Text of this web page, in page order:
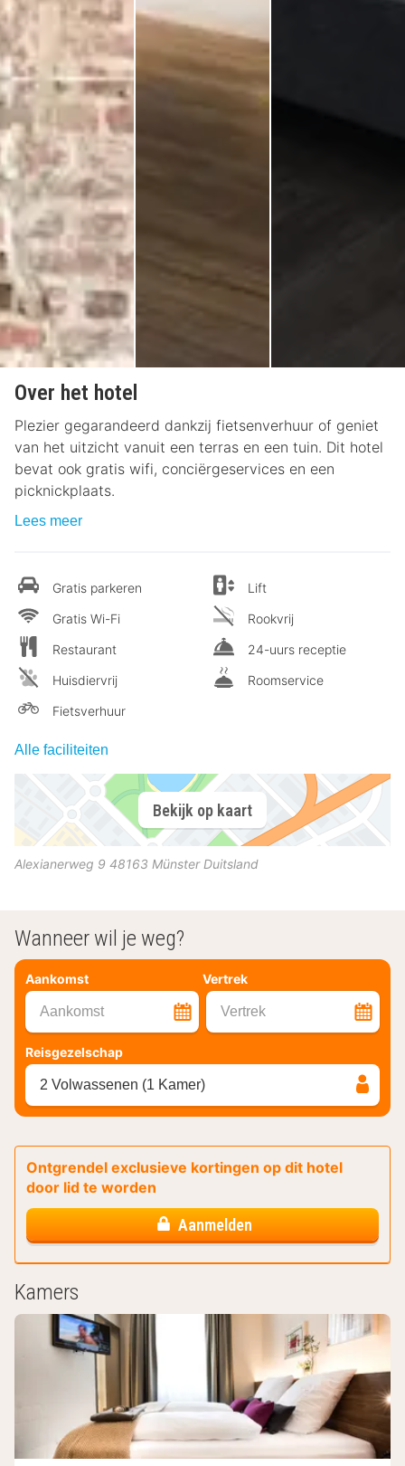
Over het hotel
Plezier gegarandeerd dankzij fietsenverhuur of geniet
van het uitzicht vanuit een terras en een tuin. Dit hotel
bevat ook gratis wifi, conciërgeservices en een
picknickplaats.
Lees meer
Gratis parkeren
Gratis Wi-Fi
Restaurant
Huisdiervrij
Fietsverhuur
Lift
Rookvrij
24-uurs receptie
Roomservice
Alle faciliteiten
Bekijk op kaart
Alexianerweg 9 48163 Münster Duitsland
Wanneer wil je weg?
Aankomst Vertrek
Aankomst Vertrek
Reisgezelschap
2 Volwassenen (1 Kamer)
Ontgrendel exclusieve kortingen op dit hotel
door lid te worden
Aanmelden
Kamers